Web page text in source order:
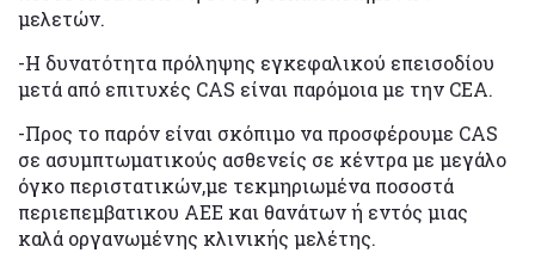
μελετών.
-Η δυνατότητα πρόληψης εγκεφαλικού επεισοδίου
μετά από επιτυχές CAS είναι παρόμοια με την CEA.
-Προς το παρόν είναι σκόπιμο να προσφέρουμε CAS
σε ασυμπτωματικούς ασθενείς σε κέντρα με μεγάλο
όγκο περιστατικών,με τεκμηριωμένα ποσοστά
περιεπεμβατικου ΑΕΕ και θανάτων ή εντός μιας
καλά οργανωμένης κλινικής μελέτης.